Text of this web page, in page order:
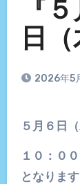
『
日
2026年5
５月６
１０：０
となります